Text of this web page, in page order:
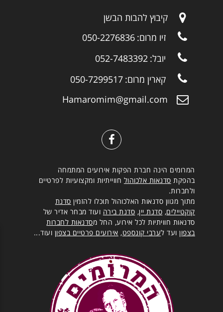
קיבוץ להבות הבשן
זיו מרום: 050-2276836
יובל: 052-7483392
קארין מרום: 050-7299517
Hamaromim@gmail.com
המרומים הינה חברת הפקות אירועים המתמחה
בהפקת סדנאות אלכוהול חווייתיות ומקצועיות לפרטיים
ולחברות.
מתוך מגוון סדנאות האלכוהול תוכלו להזמין סדנת
קוקטיילים, סדנת יין, סדנת בירה ועוד מבחר אדיר של
סדנאות חוויתיות לכל אירוע, החל מסדנאות לחברות
בצפוןועד לערבי קונספט, אירועים פרטיים בצפון ועוד...